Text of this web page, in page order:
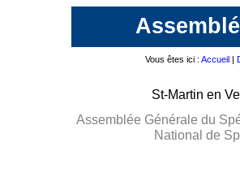
Vous êtes ici : Accueil |
St-Martin en
Assemblée Générale du
National de